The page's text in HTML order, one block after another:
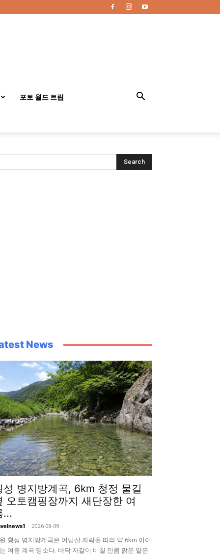
포토 월드 트립
News
성 병지방계곡, 6km 청정 물길
오토캠핑장까지 새단장한 여
...
- 2026-08-09
횡성 병지방계곡은 어답산 자락을 따라 약 6km 이어
여름 계곡 명소다. 바닥 자갈이 비칠 만큼 맑은 얕은